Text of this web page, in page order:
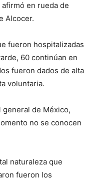
en rueda de
Alcocer.
fueron hospitalizadas
60 continúan en
fueron dados de alta
voluntaria.
de México,
no se conocen
naturaleza que
fueron los